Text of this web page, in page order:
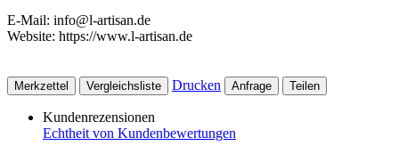
E-Mail: info@l-artisan.de
Website: https://www.l-artisan.de
Merkzettel Vergleichsliste Drucken Anfrage Teilen
Kundenrezensionen
Echtheit von Kundenbewertungen